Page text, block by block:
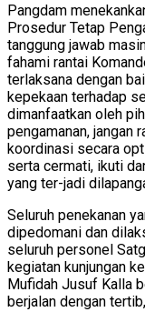
Pangdam
Prosedur Tetap
tanggung jawab
fahami rantai
terlaksana dengan
kepekaan terhadap
dimanfaatkan oleh
pengamanan, jangan
koordinasi secara
serta cermati, ikuti
yang ter-jadi
Seluruh penekanan
dipedomani dan
seluruh personel
kegiatan kunjungan
Mufidah Jusuf Kalla
berjalan dengan